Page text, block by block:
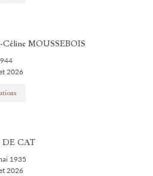
Céline MOUSSEBOIS
2026
DE CAT
1935
2026